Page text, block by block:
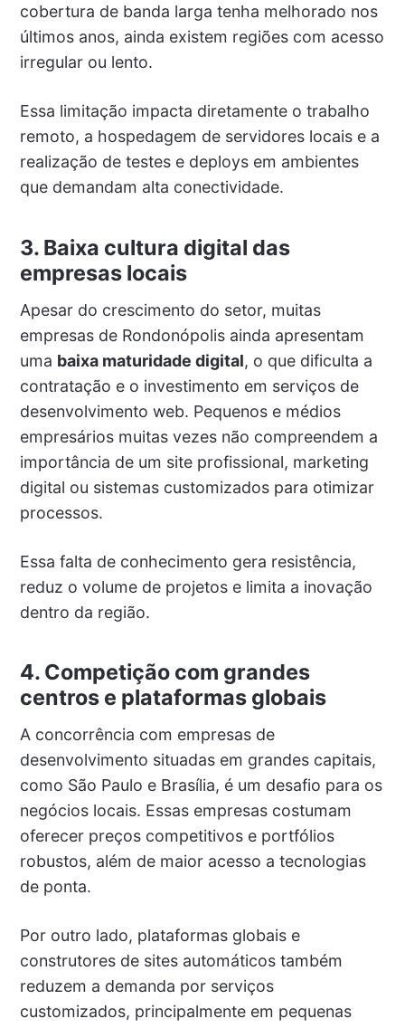
cobertura de banda larga tenha melhorado nos
últimos anos, ainda existem regiões com acesso
irregular ou lento.
Essa limitação impacta diretamente o trabalho
remoto, a hospedagem de servidores locais e a
realização de testes e deploys em ambientes
que demandam alta conectividade.
3. Baixa cultura digital das
empresas locais
Apesar do crescimento do setor, muitas
empresas de Rondonópolis ainda apresentam
uma baixa maturidade digital, o que dificulta a
contratação e o investimento em serviços de
desenvolvimento web. Pequenos e médios
empresários muitas vezes não compreendem a
importância de um site profissional, marketing
digital ou sistemas customizados para otimizar
processos.
Essa falta de conhecimento gera resistência,
reduz o volume de projetos e limita a inovação
dentro da região.
4. Competição com grandes
centros e plataformas globais
A concorrência com empresas de
desenvolvimento situadas em grandes capitais,
como São Paulo e Brasília, é um desafio para os
negócios locais. Essas empresas costumam
oferecer preços competitivos e portfólios
robustos, além de maior acesso a tecnologias
de ponta.
Por outro lado, plataformas globais e
construtores de sites automáticos também
reduzem a demanda por serviços
customizados, principalmente em pequenas